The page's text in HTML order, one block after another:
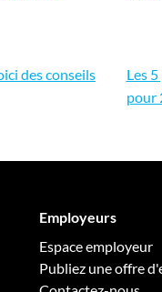
des conseils
Les
pour
Employeurs
Espace employeur
Publiez une offre